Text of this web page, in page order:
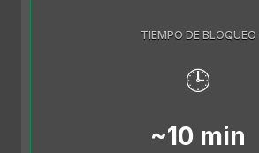
TIEMPO DE BLOQUEO
🕒
~10 min